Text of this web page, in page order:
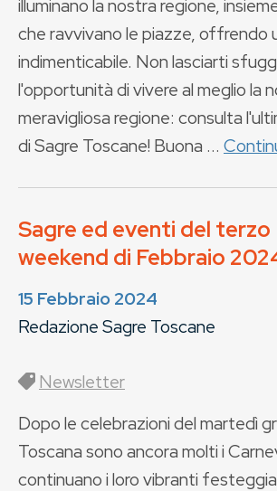
illuminano la nostra regione,
che ravvivano le piazze, offrendo
indimenticabile. Non lasciarti
l'opportunità di vivere al meglio la
meravigliosa regione: consulta
di Sagre Toscane! Buona ...
Sagre ed eventi del terzo
weekend di Febbraio
15 Febbraio 2024
Redazione Sagre Toscane
Newsletter
Dopo le celebrazioni del martedì
Toscana sono ancora molti i
continuano i loro vibranti